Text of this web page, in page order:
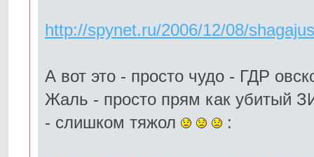
http://spynet.ru/2006/12/08/
А вот это - просто чудо - ГДР
Жаль - просто прям как убитый
- слишком тяжол
: